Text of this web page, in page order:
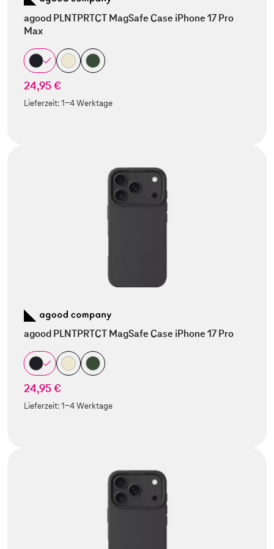
agood PLNTPRTCT MagSafe Case iPhone 17 Pro
Max
24,95 €
Lieferzeit:1-4 Werktage
agood PLNTPRTCT MagSafe Case iPhone 17 Pro
24,95 €
Lieferzeit:1-4 Werktage